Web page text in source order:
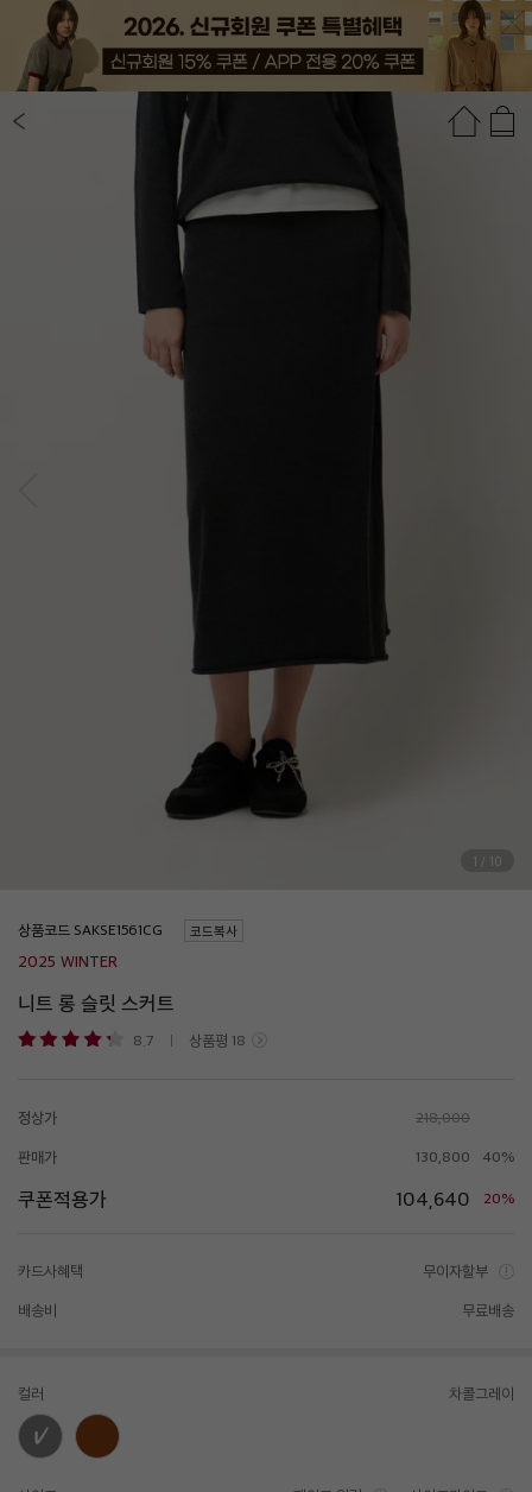
상품정보 추천상품
1 / 10
상품코드 코드복사
2025 WINTER
니트 롱 슬릿 스커트
8.7 상품평 18
정상가 218,000
판매가 130,800 40%
쿠폰적용가 104,640 20%
카드사혜택 무이자할부
배송비 무료배송
컬러 차콜그레이